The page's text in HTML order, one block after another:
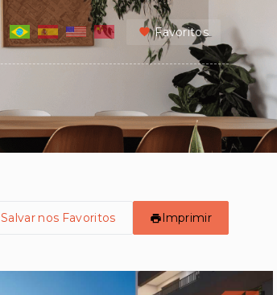
Favoritos
Salvar nos Favoritos Imprimir